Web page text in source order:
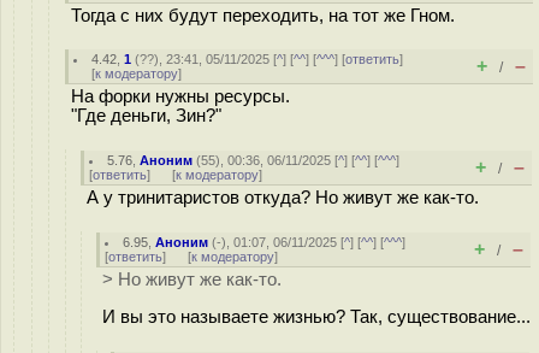
Тогда с них будут переходить, на тот же Гном.
4.42 ,1 (??), 23:41, 05/11/2025 [^] [^^] [^^^] [ответить]
[к модератору] + / –
На форки нужны ресурсы.
"Где деньги, Зин?"
5.76 ,Аноним (55), 00:36, 06/11/2025 [^] [^^] [^^^]
[ответить] [к модератору] + / –
А у тринитаристов откуда? Но живут же как-то.
6.95 ,Аноним (-), 01:07, 06/11/2025 [^] [^^] [^^^]
[ответить] [к модератору] + / –
> Но живут же как-то.
И вы это называете жизнью? Так, существование...